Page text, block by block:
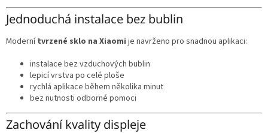
Jednoduchá instalace bez bublin
Modernítvrzené sklo na Xiaomi je navrženo pro snadnou aplikaci:
instalace bez vzduchových bublin
lepicí vrstva po celé ploše
rychlá aplikace během několika minut
bez nutnosti odborné pomoci
Zachování kvality displeje